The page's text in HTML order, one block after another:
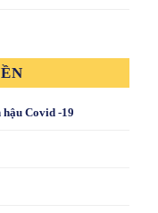
hậu Covid -19